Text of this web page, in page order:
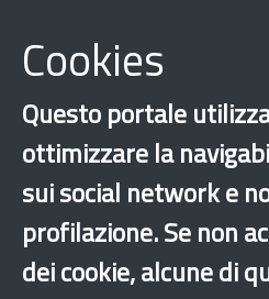
Discriminazione
Altri comuni
×
Cookies
Questo portale
ottimizzare la
sui social network e
profilazione. Se non
dei cookie, alcune di